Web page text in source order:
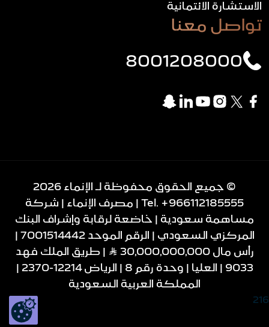
الاستشارة الائتمانية
تواصل معنا
8001208000
© جميع الحقوق محفوظة لـ الإنماء 2026
Tel. +966112185555
| مصرف الإنماء | شركة
مساهمة سعودية | خاضعة لرقابة وإشراف البنك
المركزي السعودي | الرقم الموحد 7001514442 |
رأس مال 30,000,000,000 Ʀ | طريق الملك فهد
9033 | العليا | وحدة رقم 8 | الرياض 12214-2370 |
المملكة العربية السعودية
216